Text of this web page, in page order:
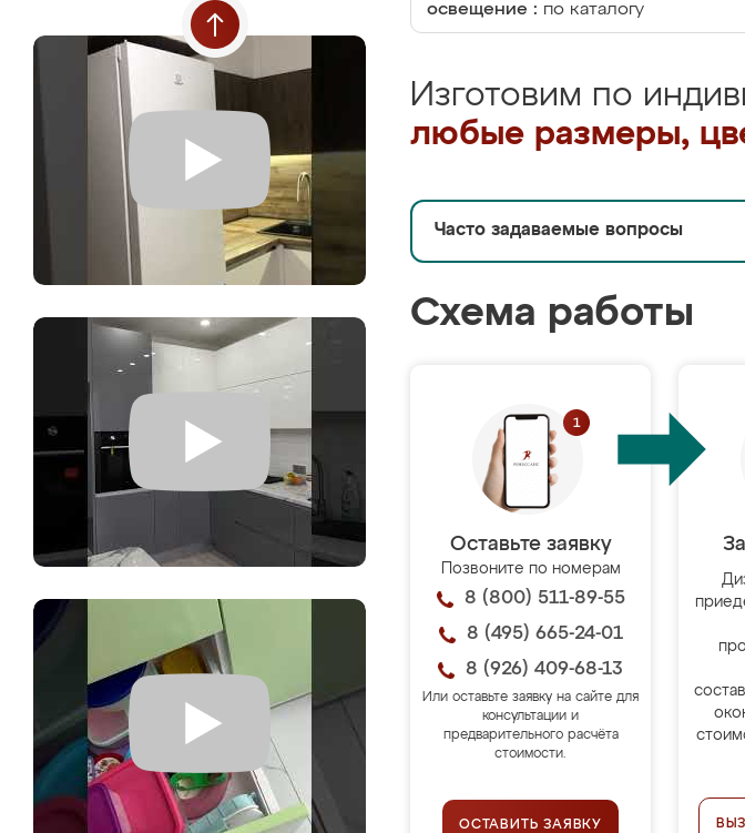
освещение : по каталогу
Изготовим по
любые размеры,
Часто задаваемые вопросы
Схема работы
Оставьте заявку
Позвоните по номерам
8 (800) 511-89-55
8 (495) 665-24-01
8 (926) 409-68-13
Или оставьте заявку на сайте для
консультации и
предварительного расчёта
стоимости.
ОСТАВИТЬ ЗАЯВКУ